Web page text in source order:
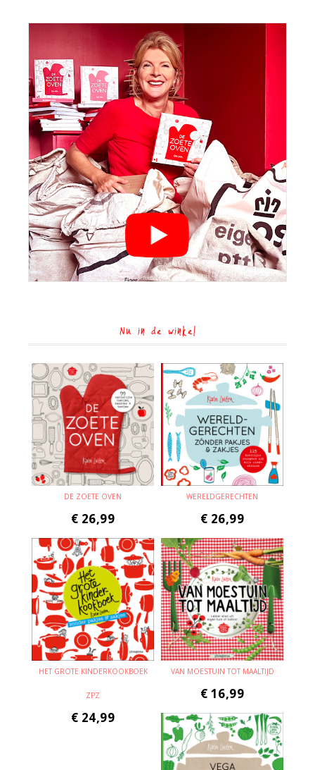
Nu in de winkel
DE ZOETE OVEN
€ 26,99
WERELDGERECHTEN
€ 26,99
HET GROTE KINDERKOOKBOEK
ZPZ
€ 24,99
VAN MOESTUIN TOT MAALTIJD
€ 16,99